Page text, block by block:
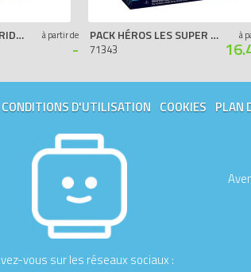
PACK HÉROS KNIGHT RIDER K2000 à partir de
-
PACK HÉROS LES SUPER NANAS
71343
à
CONDITIONS D'UTILISATION COOKIES PLAN
vous sur les réseaux sociaux :